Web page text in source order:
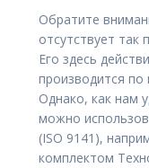
Обратите
отсутствует
Его здесь
производится по
Однако, как нам
можно
(ISO 9141),
комплектом